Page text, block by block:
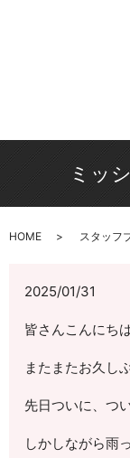
ミッ
HOME スタッフ
2025/01/31
皆さんこんにち
またまたお久し
先日ついに、つ
しかしながら雨